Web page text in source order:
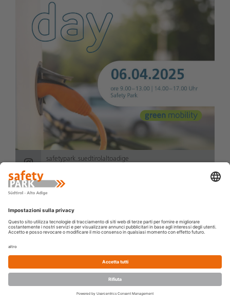
BUONO NOVITÀ
safetypark.suedtirolaltoadige
Kennst du schon unser 👉🚘 Intensiv-Training II? Bei
verfeinern und wiederholst die Übungen aus dem
Intensiv-Training I bei höherer Geschwindigke...
leggi di più